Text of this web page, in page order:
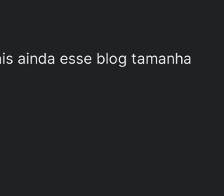
ainda esse blog tamanha